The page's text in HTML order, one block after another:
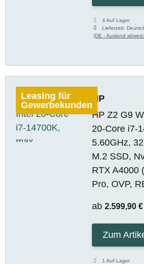
4 Auf Lager
Lieferzeit:
(DE - Ausland
Leasing für
Gewerbekunden
HP
HP Z2 G9
20-Core i7-
5.60GHz,
M.2 SSD,
RTX A4000
Pro, OVP,
ab 2.599,90 €
Zum
1 Auf Lager